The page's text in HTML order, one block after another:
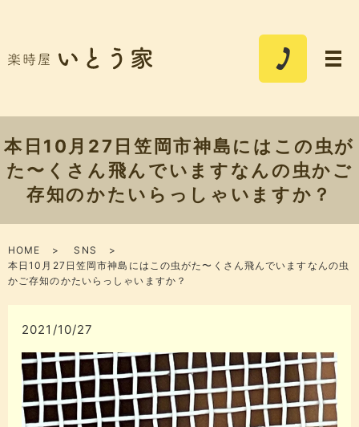
本日10月27日笠岡市神島にはこの虫が
た〜くさん飛んでいますなんの虫かご
存知のかたいらっしゃいますか？
HOME
SNS
本日10月27日笠岡市神島にはこの虫がた〜くさん飛んでいますなんの虫
かご存知のかたいらっしゃいますか？
2021/10/27